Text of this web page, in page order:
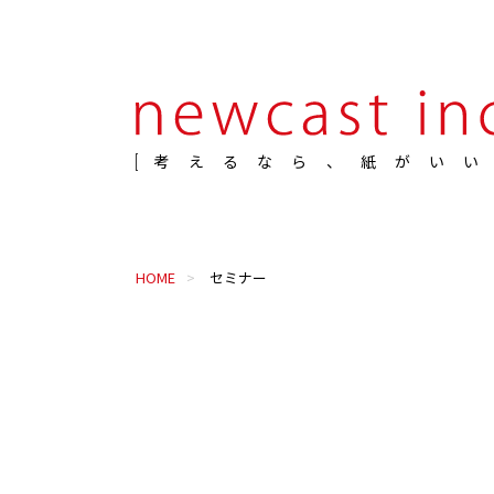
考えるなら、紙がいい
HOME セミナー